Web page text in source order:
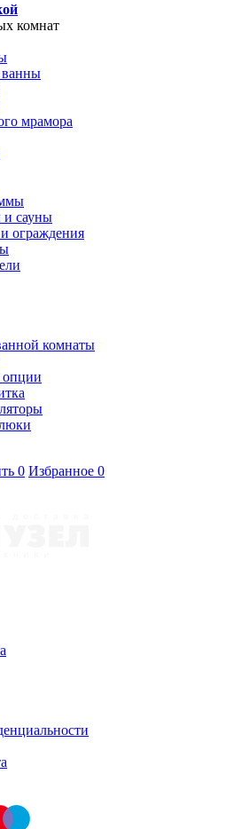
комнат
ванны
мрамора
сауны
ограждения
комнаты
опции
0 Избранное 0